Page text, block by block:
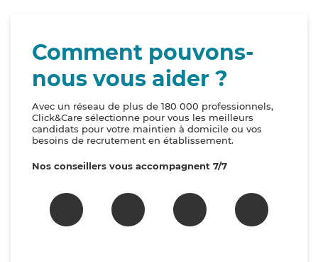
Comment pouvons-
nous vous aider ?
Avec un réseau de plus de 180 000 professionnels,
Click&Care sélectionne pour vous les meilleurs
candidats pour votre maintien à domicile ou vos
besoins de recrutement en établissement.
Nos conseillers vous accompagnent 7/7